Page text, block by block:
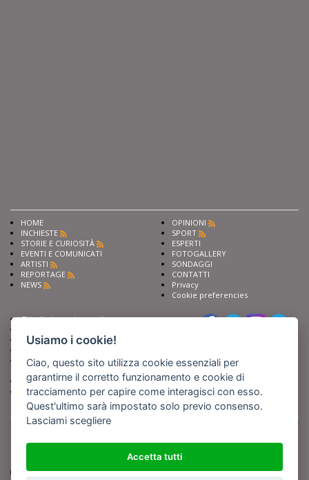
HOME
INCHIESTE
STORIE E CURIOSITÀ
EVENTI E COMUNICATI
ARTISTI
REPORTAGE
NEWS
OPINIONI
SPORT
ESPERTI
FOTOGALLERY
SONDAGGI
CONTATTI
Privacy
Cookie preferencies
Chiedi ai nostri esperti
Fai pubblicità con noi
Iscriviti al nostro corso di
giornalismo
Compra i nostri libri
Entra in Barinedita Map
Copyright BARIREPORT s.a.s. All rights reserved - Tutte le fotografie recanti il
logo di Barinedita sono state commissionate da BARIREPORT s.a.s. che ne
detiene i Diritti d'Autore e sono state prodotte nell'anno 2012 e seguenti
(tranne che non vi sia uno specifico anno di scatto riportato)
Usiamo i cookie!
Ciao, questo sito utilizza cookie essenziali per
garantirne il corretto funzionamento e cookie di
tracciamento per capire come interagisci con esso.
Quest'ultimo sarà impostato solo previo consenso.
Lasciami scegliere
Accetta tutti